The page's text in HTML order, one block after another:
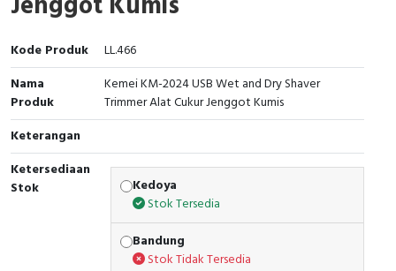
Kode Produk
LL.466
Nama
Produk
Kemei KM-2024 USB Wet and Dry Shaver
Trimmer Alat Cukur Jenggot Kumis
Keterangan
Ketersediaan
Stok
Kedoya
Stok Tersedia
Bandung
Stok Tidak Tersedia